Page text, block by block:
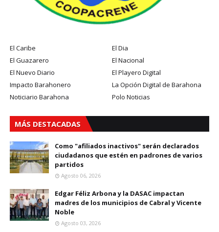
El Caribe
El Dia
El Guazarero
El Nacional
El Nuevo Diario
El Playero Digital
Impacto Barahonero
La Opción Digital de Barahona
Noticiario Barahona
Polo Noticias
MÁS DESTACADAS
Como "afiliados inactivos" serán declarados
ciudadanos que estén en padrones de varios
partidos
Agosto 06, 2026
Edgar Féliz Arbona y la DASAC impactan
madres de los municipios de Cabral y Vicente
Noble
Agosto 03, 2026